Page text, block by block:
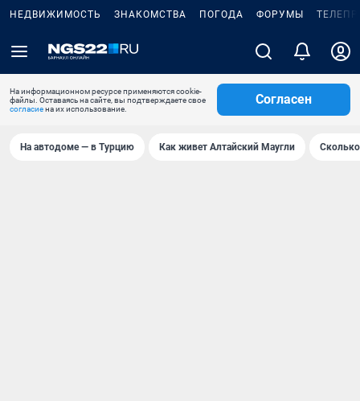
НЕДВИЖИМОСТЬ ЗНАКОМСТВА ПОГОДА ФОРУМЫ
На информационном ресурсе применяются cookie-
файлы. Оставаясь на сайте, вы подтверждаете свое
согласиена их использование.
Согласен
На автодоме — в Турцию Как живет Алтайский Маугли